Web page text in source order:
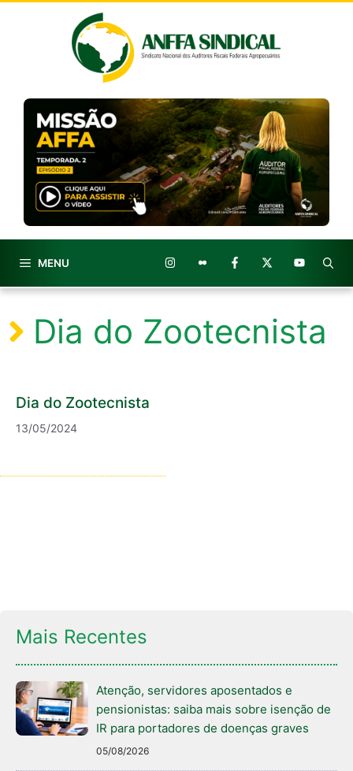
MENU
Dia do Zootecnista
Dia do Zootecnista
13/05/2024
Mais Recentes
Atenção, servidores aposentados e
pensionistas: saiba mais sobre isenção de
IR para portadores de doenças graves
05/08/2026